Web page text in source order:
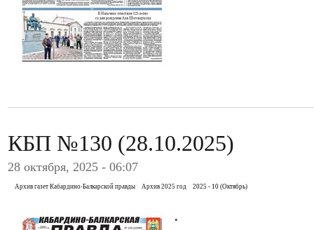
КБП №130 (28.10.2025)
28 октября, 2025 - 06:07
Архив газет Кабардино-Балкарской правды Архив 2025 год 2025 - 10 (Октябрь)
.